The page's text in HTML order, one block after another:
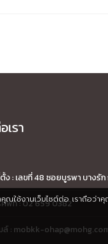
ใช้งานเว็บไซต์ต่อ เราถือว่
รา
ง : เลขที่ 48 ซอยบูรพา บางรั
ศัพท์ : 02 659 0382
ล์ : mobkk-